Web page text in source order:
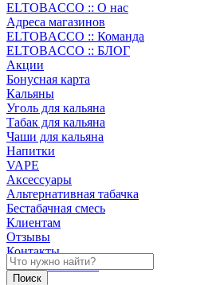
ELTOBACCO :: О нас
Адреса магазинов
ELTOBACCO :: Команда
ELTOBACCO :: БЛОГ
Акции
Бонусная карта
Кальяны
Уголь для кальяна
Табак для кальяна
Чаши для кальяна
Напитки
VAPE
Аксессуары
Альтернативная табачка
Бестабачная смесь
Клиентам
Отзывы
Контакты
Личный кабинет